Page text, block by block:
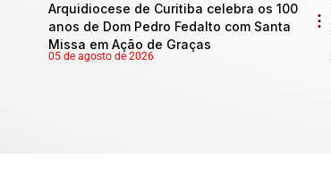
Arquidiocese de Curitiba celebra os 100
anos de Dom Pedro Fedalto com Santa
Missa em Ação de Graças
05 de agosto de 2026